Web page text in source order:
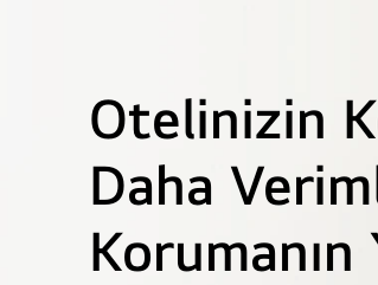
Otelinizin
Daha
Korumanın